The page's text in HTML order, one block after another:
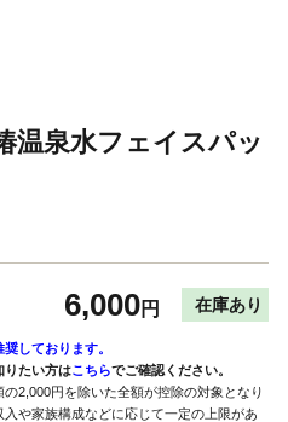
温泉水フェイスパッ
6,000円 在庫あり
奨しております。
りたい方はこちらでご確認ください。
2,000円を除いた全額が控除の対象となり
や家族構成などに応じて一定の上限があ